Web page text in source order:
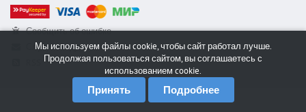
Сообщить об ошибке
Служба поддержки
Мы используем файлы cookie, чтобы сайт работал лучше.
Продолжая пользоваться сайтом, вы соглашаетесь с
использованием cookie.
Принять Подробнее